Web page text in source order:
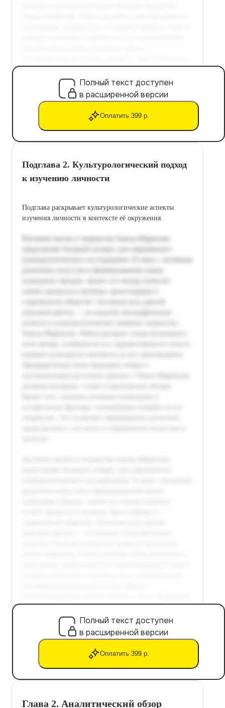
Полный текст доступен
в расширенной версии
Оплатить 399 р.
Подглава 2. Культурологический подход
к изучению личности
Подглава раскрывает культурологические аспекты
изучения личности в контексте её окружения.
Полный текст доступен
в расширенной версии
Оплатить 399 р.
Глава 2. Аналитический обзор